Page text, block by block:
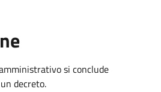
si conclude
decreto.